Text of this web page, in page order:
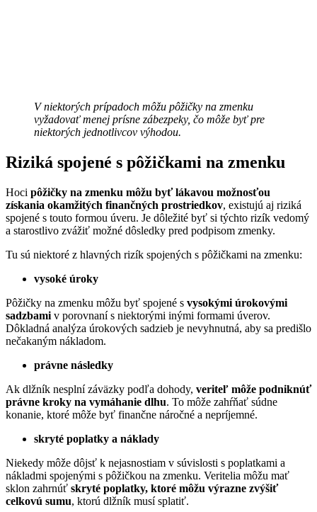
V niektorých prípadoch môžu pôžičky na zmenku
vyžadovať menej prísne zábezpeky, čo môže byť pre
niektorých jednotlivcov výhodou.
Riziká spojené s pôžičkami na zmenku
Hoci pôžičky na zmenku môžu byť lákavou možnosťou
získania okamžitých finančných prostriedkov, existujú aj riziká
spojené s touto formou úveru. Je dôležité byť si týchto rizík vedomý
a starostlivo zvážiť možné dôsledky pred podpisom zmenky.
Tu sú niektoré z hlavných rizík spojených s pôžičkami na zmenku:
vysoké úroky
Pôžičky na zmenku môžu byť spojené s vysokými úrokovými
sadzbami v porovnaní s niektorými inými formami úverov.
Dôkladná analýza úrokových sadzieb je nevyhnutná, aby sa predišlo
nečakaným nákladom.
právne následky
Ak dlžník nesplní záväzky podľa dohody, veriteľ môže podniknúť
právne kroky na vymáhanie dlhu. To môže zahŕňať súdne
konanie, ktoré môže byť finančne náročné a nepríjemné.
skryté poplatky a náklady
Niekedy môže dôjsť k nejasnostiam v súvislosti s poplatkami a
nákladmi spojenými s pôžičkou na zmenku. Veritelia môžu mať
sklon zahrnúť skryté poplatky, ktoré môžu výrazne zvýšiť
celkovú sumu, ktorú dlžník musí splatiť.